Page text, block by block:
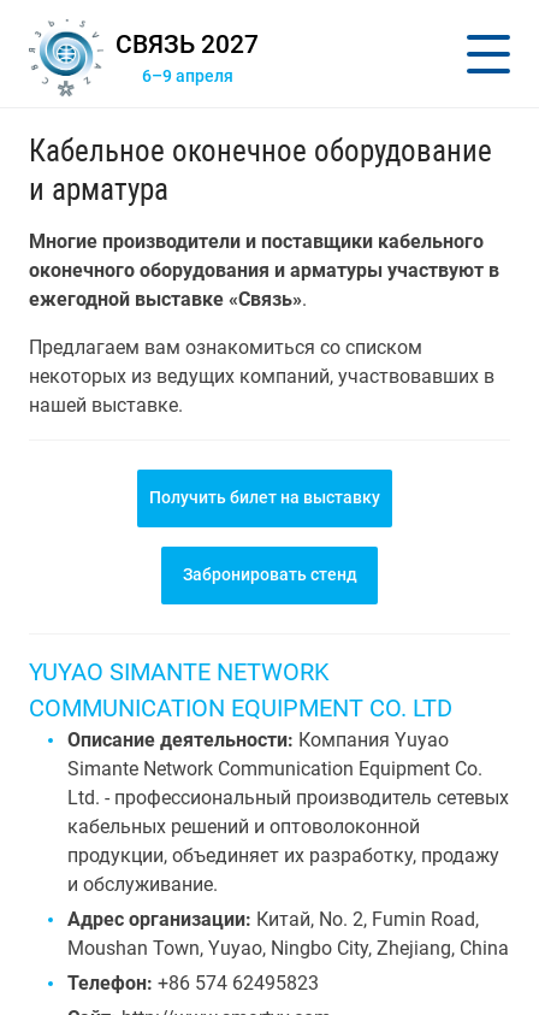
СВЯЗЬ 2027
6–9 апреля
Кабельное оконечное оборудование
и арматура
Многие производители и поставщики кабельного
оконечного оборудования и арматуры участвуют в
ежегодной выставке «Связь».
Предлагаем вам ознакомиться со списком
некоторых из ведущих компаний, участвовавших в
нашей выставке.
Получить билет на выставку
Забронировать стенд
YUYAO SIMANTE NETWORK
COMMUNICATION EQUIPMENT CO. LTD
Описание деятельности: Компания Yuyao
Simante Network Communication Equipment Co.
Ltd. - профессиональный производитель сетевых
кабельных решений и оптоволоконной
продукции, объединяет их разработку, продажу
и обслуживание.
Адрес организации: Китай, No. 2, Fumin Road,
Moushan Town, Yuyao, Ningbo City, Zhejiang, China
Телефон: +86 574 62495823